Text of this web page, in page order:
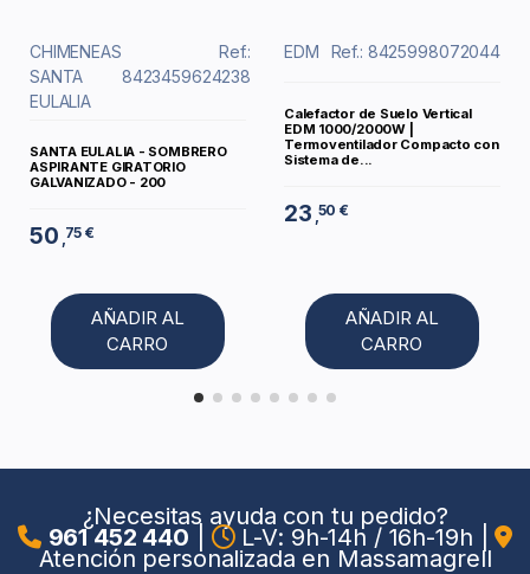
CHIMENEAS
SANTA
EULALIA
Ref.:
8423459624238
SANTA EULALIA - SOMBRERO
ASPIRANTE GIRATORIO
GALVANIZADO - 200
50 75 €
AÑADIR AL
CARRO
EDM Ref.: 8425998072044
Calefactor de Suelo Vertical
EDM 1000/2000W |
Termoventilador Compacto con
Sistema de...
23 ,50 €
AÑADIR AL
CARRO
¿Necesitas ayuda con tu pedido?
961 452 440 L-V: 9h-14h / 16h-19h
Atención personalizada en Massamagrell